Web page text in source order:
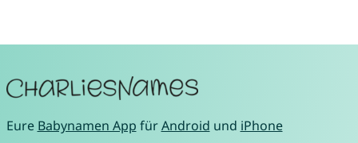
Eure Babynamen App fürAndroid und iPhone